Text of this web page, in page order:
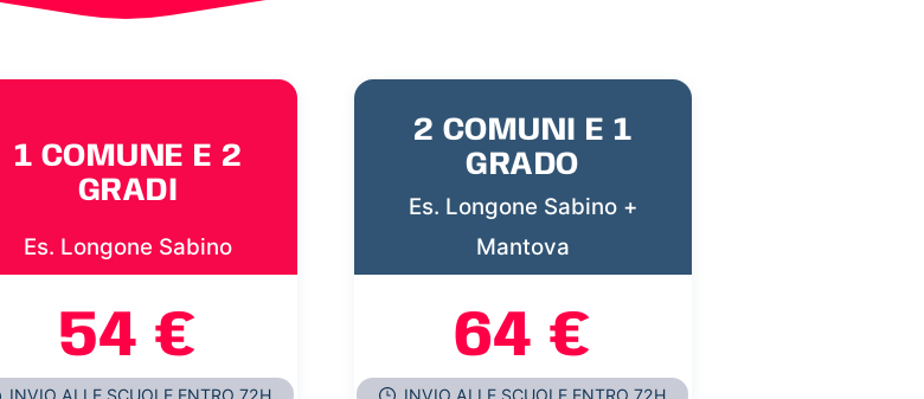
1 COMUNE E 2
GRADI
Es. Longone Sabino
54 €
2 COMUNI E 1
GRADO
Es. Longone Sabino +
Mantova
64 €
INVIO ALLE SCUOLE ENTRO 72H